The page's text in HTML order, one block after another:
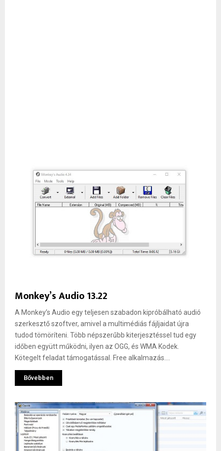
Monkey’s Audio 13.22
A Monkey’s Audio egy teljesen szabadon kipróbálható audió
szerkesztő szoftver, amivel a multimédiás fájljaidat újra
tudod tömöríteni. Több népszerűbb kiterjesztéssel tud egy
időben együtt működni, ilyen az OGG, és WMA Kodek.
Kötegelt feladat támogatással. Free alkalmazás....
Bővebben